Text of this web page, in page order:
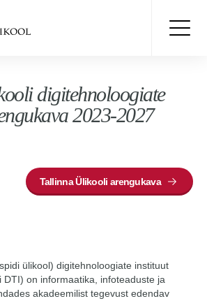
digitehnoloogiate
2023-2027
Tallinna Ülikooli arengukava
ülikool) digitehnoloogiate instituut
DTI) on informaatika, infoteaduste ja
akadeemilist tegevust edendav